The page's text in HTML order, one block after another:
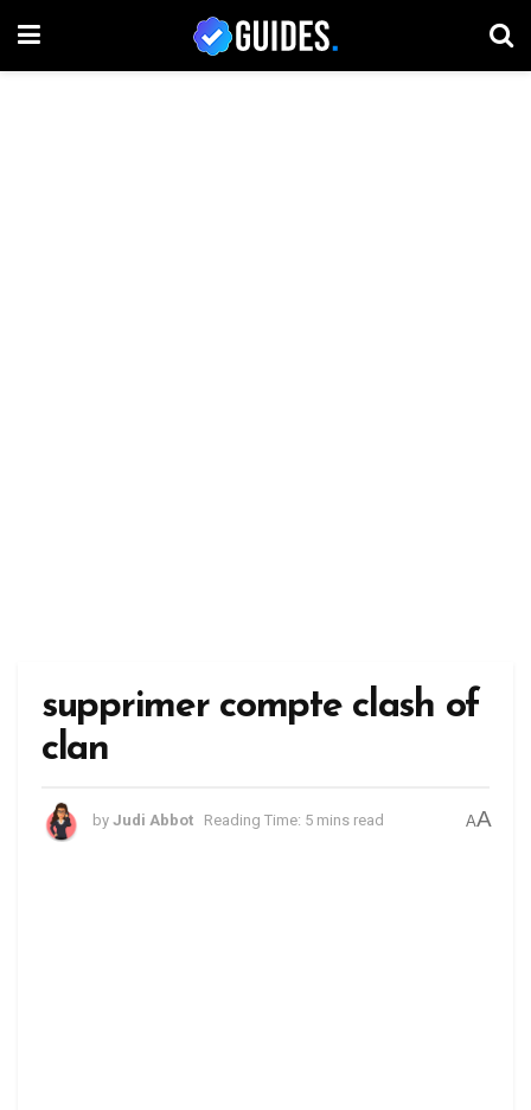
supprimer compte clash of
clan
by Judi Abbot Reading Time: 5 mins read AA